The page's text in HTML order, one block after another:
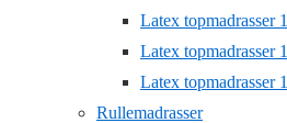
Latex topmadrasser
Latex topmadrasser
Latex topmadrasser
Rullemadrasser